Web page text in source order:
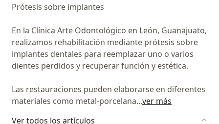
Prótesis sobre implantes
En la Clínica Arte Odontológico en León, Guanajuato,
realizamos rehabilitación mediante prótesis sobre
implantes dentales para reemplazar uno o varios
dientes perdidos y recuperar función y estética.
Las restauraciones pueden elaborarse en diferentes
materiales como metal-porcelana...ver más
Ver todos los artículos